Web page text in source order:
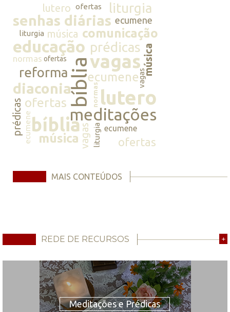
lutero ofertas liturgia
senhas diárias ecumene
liturgia música comunicação
educação prédicasmúsica
normas ofertasbíbliavagas
reforma
diaconia
ecumenevagas
prédicas ofertas normaslutero
meditações
ecumenebíblia
músicavagasliturgia ecumene
ofertas
MAIS CONTEÚDOS
REDE DE RECURSOS +
Meditações e Prédicas